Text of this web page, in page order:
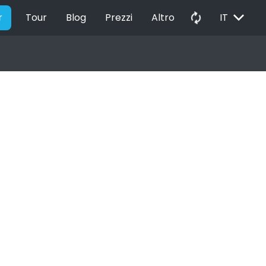
Tour Blog Prezzi Altro autorenew IT EXPAND_MORE